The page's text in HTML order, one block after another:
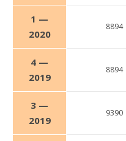
1 —
2020
8894
4 —
2019
8894
3 —
2019
9390